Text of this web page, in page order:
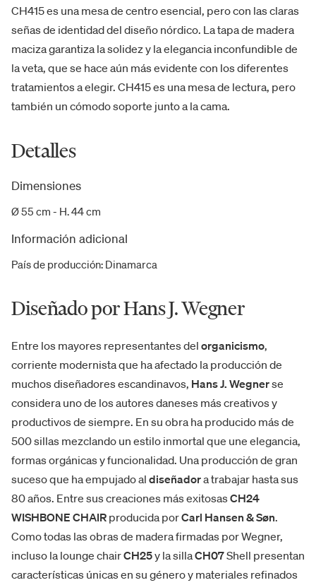
CH415 es una mesa de centro esencial, pero con las claras
señas de identidad del diseño nórdico. La tapa de madera
maciza garantiza la solidez y la elegancia inconfundible de
la veta, que se hace aún más evidente con los diferentes
tratamientos a elegir. CH415 es una mesa de lectura, pero
también un cómodo soporte junto a la cama.
Detalles
Dimensiones
Ø 55 cm - H. 44 cm
Información adicional
País de producción: Dinamarca
Diseñado por Hans J. Wegner
Entre los mayores representantes del organicismo,
corriente modernista que ha afectado la producción de
muchos diseñadores escandinavos, Hans J. Wegnerse
considera uno de los autores daneses más creativos y
productivos de siempre. En su obra ha producido más de
500 sillas mezclando un estilo inmortal que une elegancia,
formas orgánicas y funcionalidad. Una producción de gran
suceso que ha empujado al diseñadora trabajar hasta sus
80 años. Entre sus creaciones más exitosasCH24
WISHBONE CHAIR producida porCarl Hansen & Søn.
Como todas las obras de madera firmadas por Wegner,
incluso la lounge chairCH25y la sillaCH07Shell presentan
características únicas en su género y materiales refinados